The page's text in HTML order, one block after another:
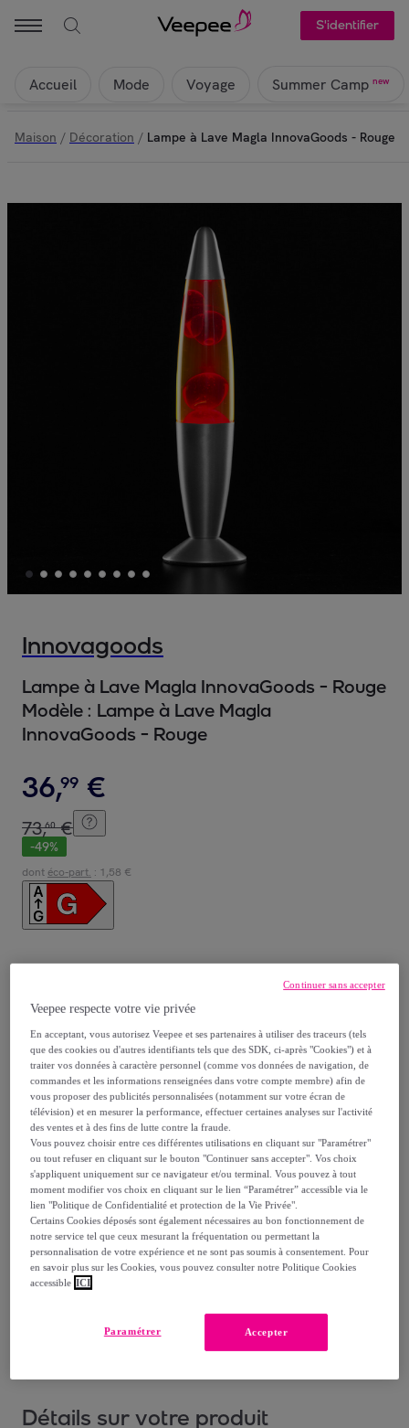
S'identifier
Accueil Mode Voyage Summer Camp new
Maison / Décoration / Lampe à Lave Magla InnovaGoods - Rouge
Innovagoods
Lampe à Lave Magla InnovaGoods - Rouge
Modèle : Lampe à Lave Magla
InnovaGoods - Rouge
36,99 €
73,60 €
-49%
dont éco-part. : 1,58 €
Reprise possible de votre ancien produit
voir les conditions.
Vendu parInnovaGoods
Livraison
Livraison offerte par la marque
Livraison estimée: entre le16/08et le19/08
Détails sur votre produit
Veepee respecte votre vie privée
En acceptant, vous autorisez Veepee et ses partenaires à utiliser des traceurs (tels
que des cookies ou d'autres identifiants tels que des SDK, ci-après "Cookies") et à
traiter vos données à caractère personnel (comme vos données de navigation, de
commandes et les informations renseignées dans votre compte membre) afin de
vous proposer des publicités personnalisées (notamment sur votre écran de
télévision) et en mesurer la performance, effectuer certaines analyses sur l'activité
des ventes et à des fins de lutte contre la fraude.
Vous pouvez choisir entre ces différentes utilisations en cliquant sur "Paramétrer"
ou tout refuser en cliquant sur le bouton "Continuer sans accepter". Vos choix
s'appliquent uniquement sur ce navigateur et/ou terminal. Vous pouvez à tout
moment modifier vos choix en cliquant sur le lien “Paramétrer” accessible via le
lien "Politique de Confidentialité et protection de la Vie Privée".
Certains Cookies déposés sont également nécessaires au bon fonctionnement de
notre service tel que ceux mesurant la fréquentation ou permettant la
personnalisation de votre expérience et ne sont pas soumis à consentement. Pour
en savoir plus sur les Cookies, vous pouvez consulter notre Politique Cookies
accessible ICI
Accepter
Paramétrer
Continuer sans accepter